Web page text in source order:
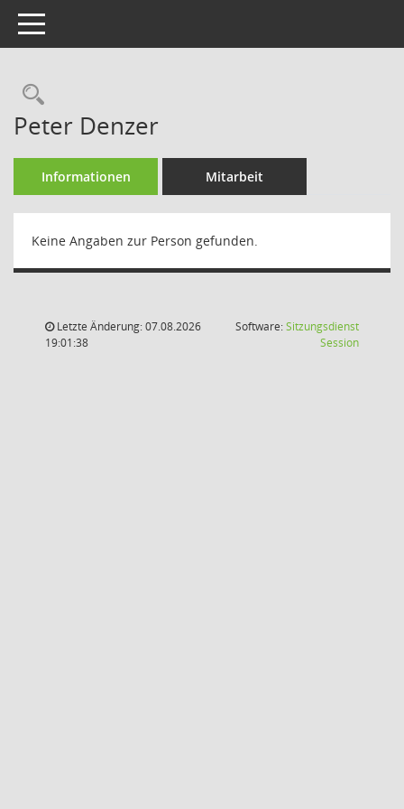
Toggle navigation
Rechercheauswahl
Peter Denzer
Informationen Mitarbeit
Keine Angaben zur Person gefunden.
Letzte Änderung: 07.08.2026
19:01:38
Software:Sitzungsdienst
Session(Wird in